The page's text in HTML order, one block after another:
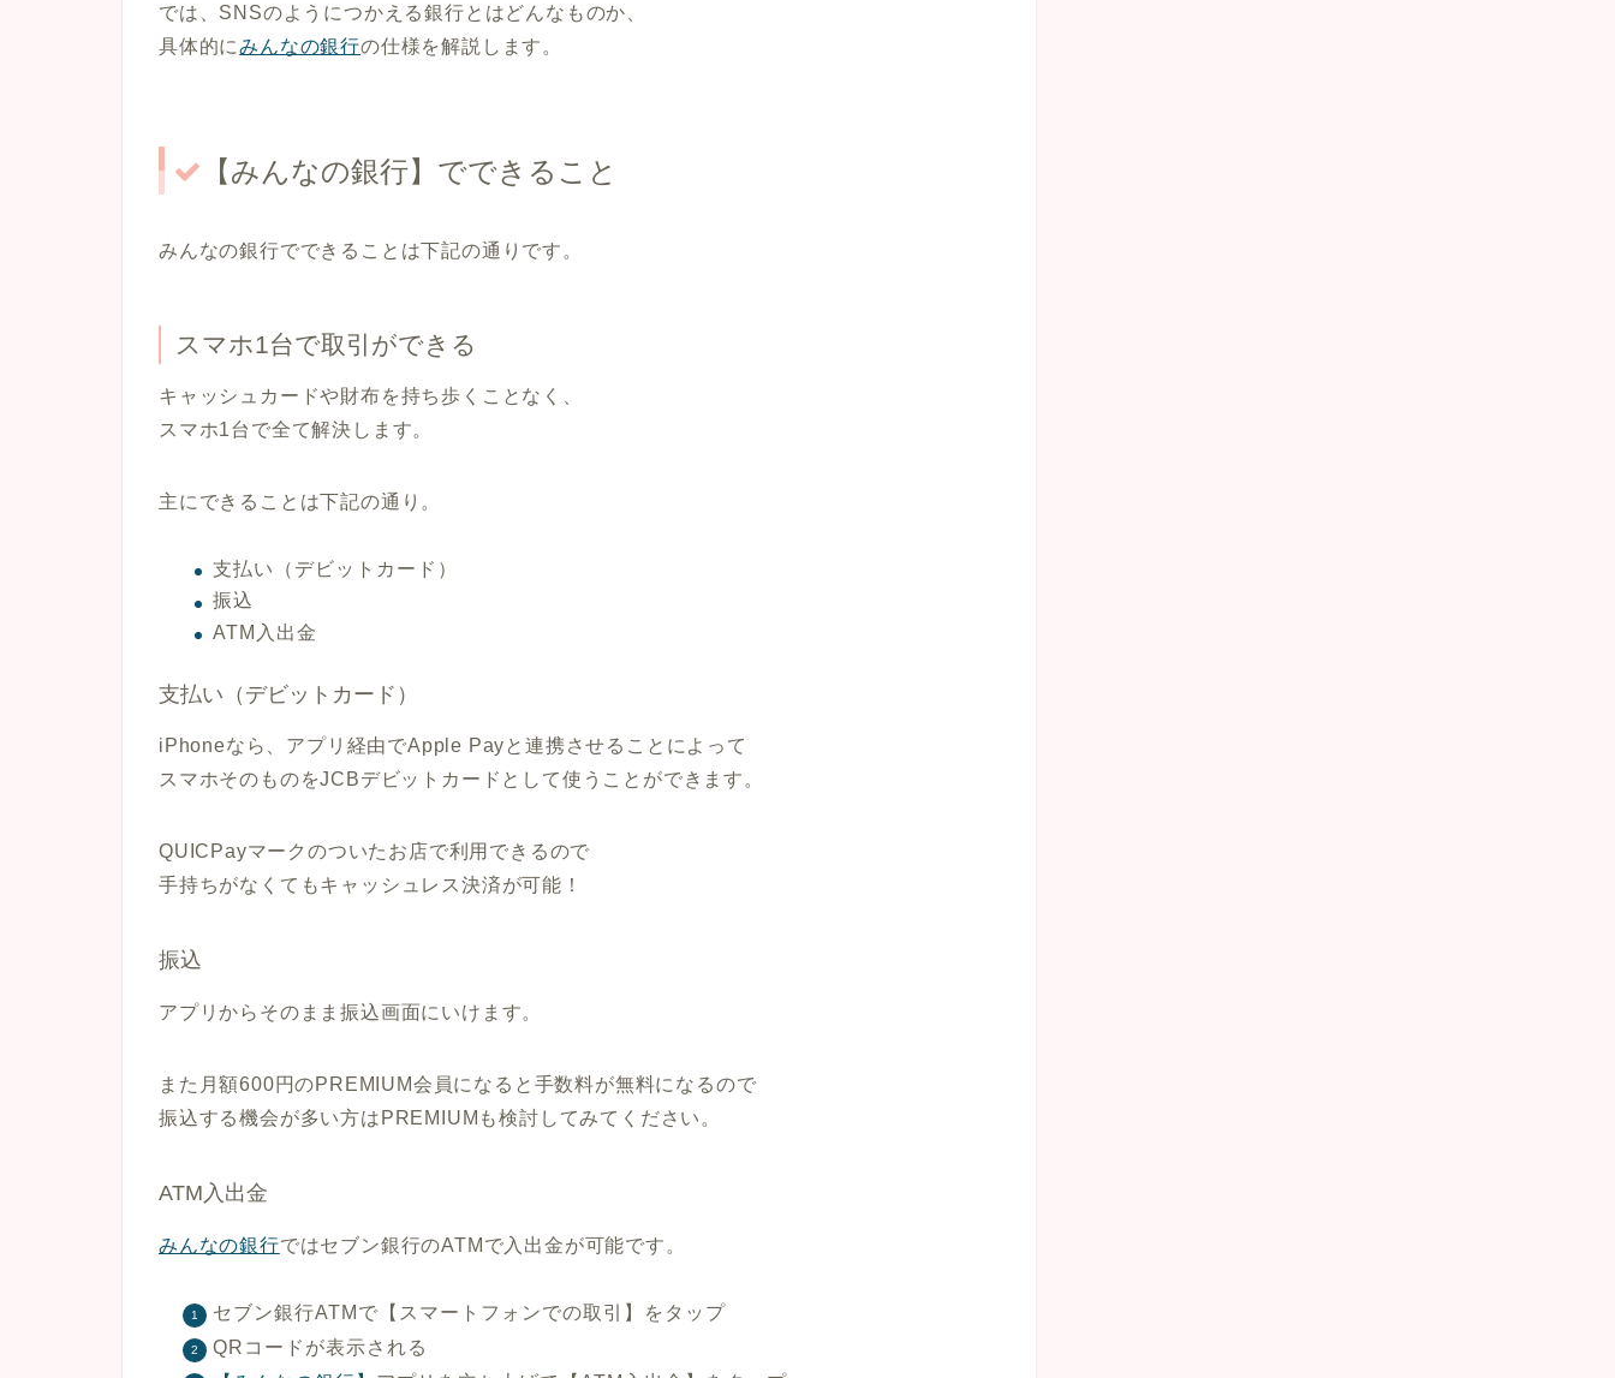
では、SNSのようにつかえる銀行とはどんなものか、
具体的にみんなの銀行の仕様を解説します。
【みんなの銀行】でできること
みんなの銀行でできることは下記の通りです。
スマホ1台で取引ができる
キャッシュカードや財布を持ち歩くことなく、
スマホ1台で全て解決します。
主にできることは下記の通り。
支払い（デビットカード）
振込
ATM入出金
支払い（デビットカード）
iPhoneなら、アプリ経由でApple Payと連携させることによって
スマホそのものをJCBデビットカードとして使うことができます。
QUICPayマークのついたお店で利用できるので
手持ちがなくてもキャッシュレス決済が可能！
振込
アプリからそのまま振込画面にいけます。
また月額600円のPREMIUM会員になると手数料が無料になるので
振込する機会が多い方はPREMIUMも検討してみてください。
ATM入出金
みんなの銀行ではセブン銀行のATMで入出金が可能です。
セブン銀行ATMで【スマートフォンでの取引】をタップ
QRコードが表示される